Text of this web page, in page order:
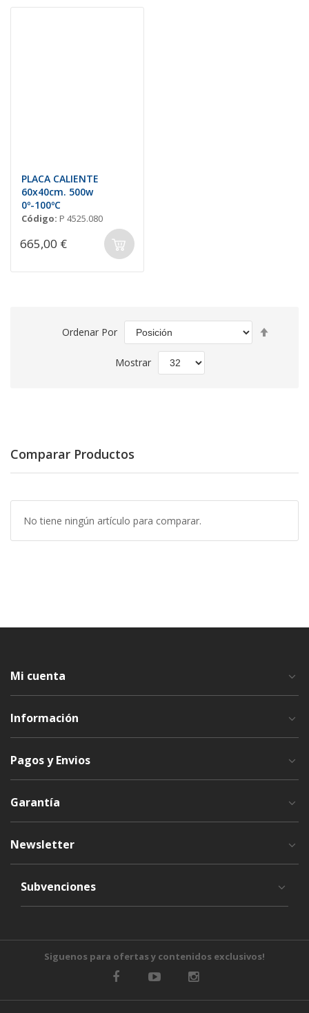
PLACA CALIENTE
60x40cm. 500w
0º-100ºC
Código: P 4525.080
665,00 €
Ordenar Por
Mostrar
Comparar Productos
No tiene ningún artículo para comparar.
Mi cuenta
Información
Pagos y Envios
Garantía
Newsletter
Subvenciones
Siguenos para ofertas y contenidos exclusivos!